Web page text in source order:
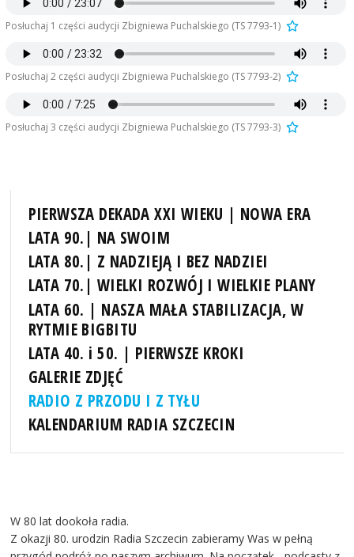
Posłuchaj 1 części audycji Zbigniewa Puchalskiego (TS 7793-1)
Posłuchaj 2 części audycji Zbigniewa Puchalskiego (TS 7793-2)
Posłuchaj 3 części audycji Zbigniewa Puchalskiego (TS 7793-3)
PIERWSZA DEKADA XXI WIEKU | NOWA ERA
LATA 90.| NA SWOIM
LATA 80.| Z NADZIEJĄ I BEZ NADZIEI
LATA 70.| WIELKI ROZWÓJ I WIELKIE PLANY
LATA 60. | NASZA MAŁA STABILIZACJA, W
RYTMIE BIGBITU
LATA 40. i 50. | PIERWSZE KROKI
GALERIE ZDJĘĆ
RADIO Z PRZODU I Z TYŁU
KALENDARIUM RADIA SZCZECIN
W 80 lat dookoła radia.
Z okazji 80. urodzin Radia Szczecin zabieramy Was w pełną